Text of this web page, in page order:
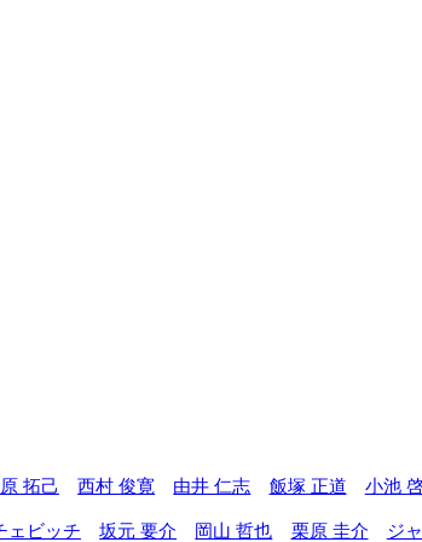
拓己 西村 俊寛 由井 仁志 飯塚 正道 小池
ェビッチ 坂元 要介 岡山 哲也 栗原 圭介 ジ